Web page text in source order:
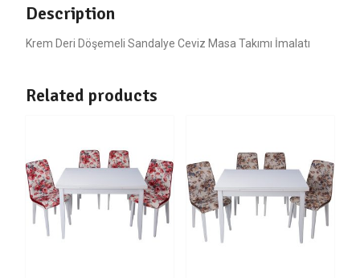
Description
Krem Deri Döşemeli Sandalye Ceviz Masa Takımı İmalatı
Related products